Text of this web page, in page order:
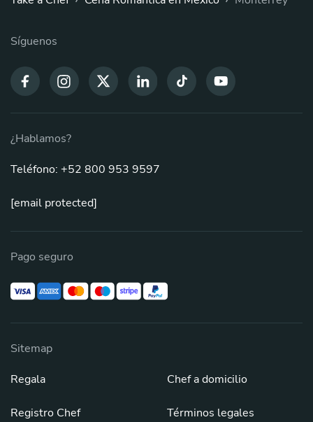
Síguenos
¿Hablamos?
Teléfono: +52 800 953 9597
[email protected]
Pago seguro
Sitemap
Regala
Registro Chef
Chef a domicilio
Términos legales